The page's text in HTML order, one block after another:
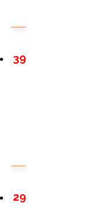
39
29